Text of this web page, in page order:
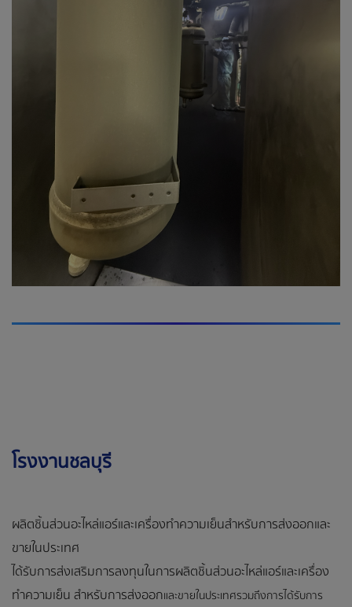
โรงงานชลบุรี
ผลิตชิ้นส่วนอะไหล่แอร์และเครื่องทำความเย็นสำหรับการส่งออกและ
ขายในประเทศ
ได้รับการส่งเสริมการลงทุนในการผลิตชิ้นส่วนอะไหล่แอร์และเครื่อง
ทำความเย็น สำหรับการส่งออกและขายในประเทศรวมถึงการได้รับการ